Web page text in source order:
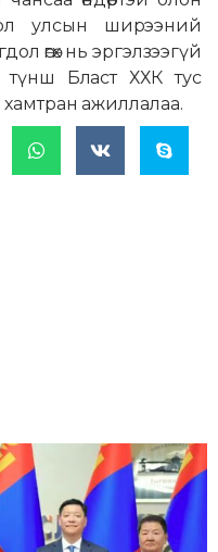
улсын ширээний
өгөх нь эргэлзээгүй
Бласт ХХК тус
ажиллалаа.